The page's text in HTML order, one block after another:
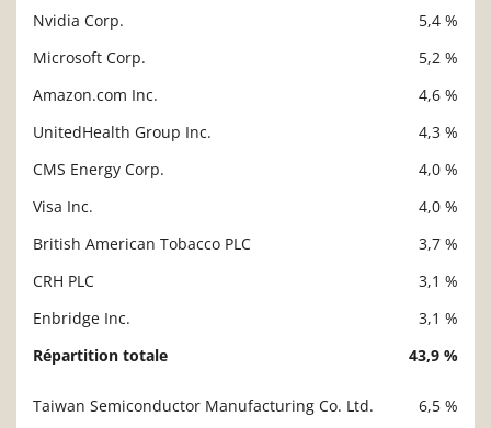
Nvidia Corp.
5,4 %
Microsoft Corp.
5,2 %
Amazon.com Inc.
4,6 %
UnitedHealth Group Inc.
4,3 %
CMS Energy Corp.
4,0 %
Visa Inc.
4,0 %
British American Tobacco PLC
3,7 %
CRH PLC
3,1 %
Enbridge Inc.
3,1 %
Répartition totale
43,9 %
Taiwan Semiconductor Manufacturing Co. Ltd.
6,5 %